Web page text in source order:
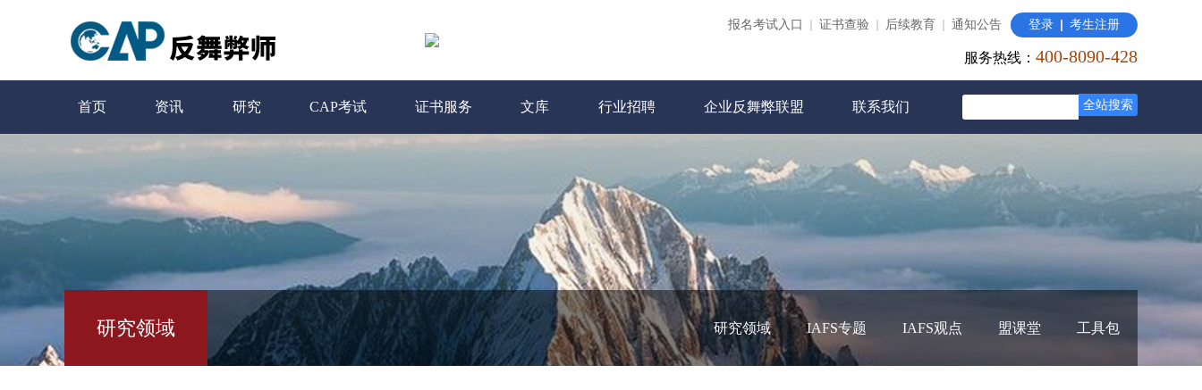
报名考试入口 证书查验 后续教育 通知公告 登录 考生注册
基本信息
培训课程
考试预约
在线考试
服务热线： 400-8090-428
首页 资讯 研究 CAP考试 证书服务 文库 行业招聘 企业反舞弊联盟 联系我们 全站搜索
研究领域 研究领域 IAFS专题 IAFS观点 盟课堂 工具包